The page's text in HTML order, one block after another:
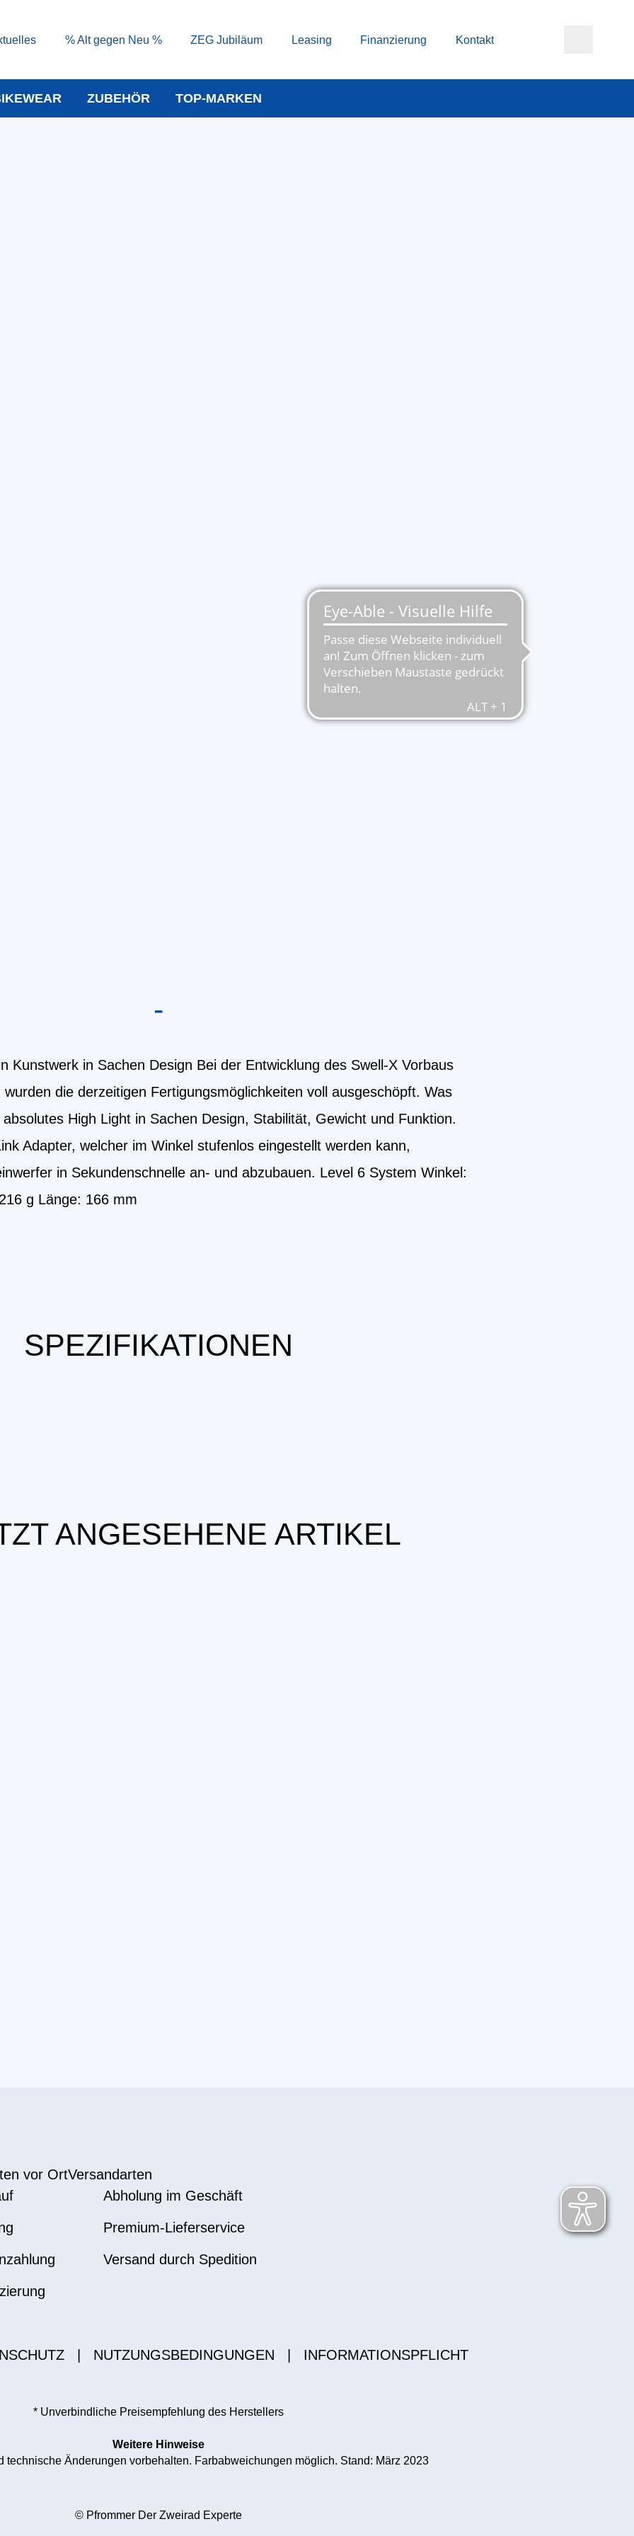
% Alt gegen Neu % ZEG Jubiläum Leasing Finanzierung Kontakt
ZUBEHÖR TOP-MARKEN
-
Kunstwerk in Sachen Design Bei der Entwicklung des Swell-X Vorbaus
die derzeitigen Fertigungsmöglichkeiten voll ausgeschöpft. Was
High Light in Sachen Design, Stabilität, Gewicht und Funktion.
Adapter, welcher im Winkel stufenlos eingestellt werden kann,
in Sekundenschnelle an- und abzubauen. Level 6 System Winkel:
g Länge: 166 mm
SPEZIFIKATIONEN
ANGESEHENE ARTIKEL
vor OrtVersandarten
Abholung im Geschäft
Premium-Lieferservice
Versand durch Spedition
NUTZUNGSBEDINGUNGEN INFORMATIONSPFLICHT
* Unverbindliche Preisempfehlung des Herstellers
Weitere Hinweise
technische Änderungen vorbehalten. Farbabweichungen möglich. Stand: März 2023
© Pfrommer Der Zweirad Experte